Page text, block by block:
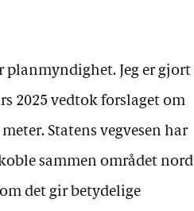
planmyndighet. Jeg er gjort
2025 vedtok forslaget om
Statens vegvesen har
sammen området nord
det gir betydelige